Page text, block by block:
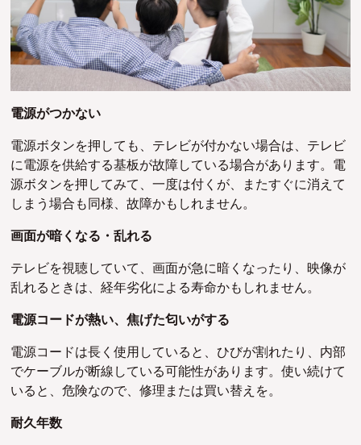
電源がつかない
電源ボタンを押しても、テレビが付かない場合は、テレビ
に電源を供給する基板が故障している場合があります。電
源ボタンを押してみて、一度は付くが、またすぐに消えて
しまう場合も同様、故障かもしれません。
画面が暗くなる・乱れる
テレビを視聴していて、画面が急に暗くなったり、映像が
乱れるときは、経年劣化による寿命かもしれません。
電源コードが熱い、焦げた匂いがする
電源コードは長く使用していると、ひびが割れたり、内部
でケーブルが断線している可能性があります。使い続けて
いると、危険なので、修理または買い替えを。
耐久年数